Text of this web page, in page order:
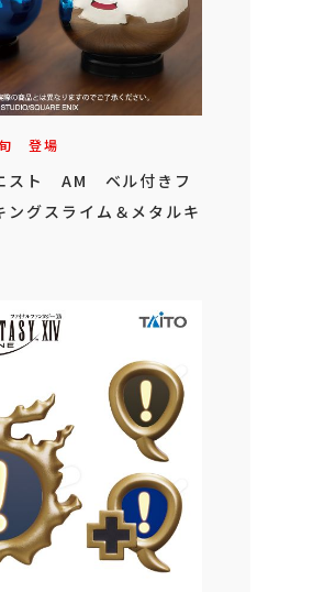
登場
スト AM ベル付きフ
グスライム＆メタルキ